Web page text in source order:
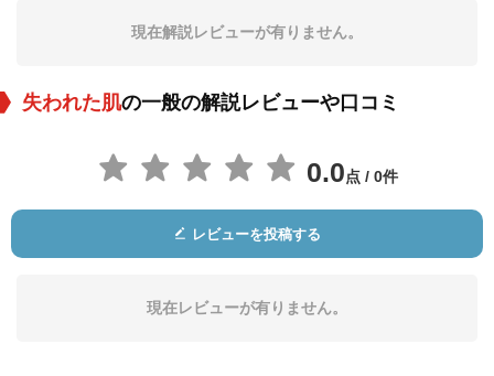
役：Proyeccionista
役：Médica
現在解説レビューが有りません。
失われた肌の一般の解説レビューや口コミ
0.0点 / 0件
レビューを投稿する
現在レビューが有りません。